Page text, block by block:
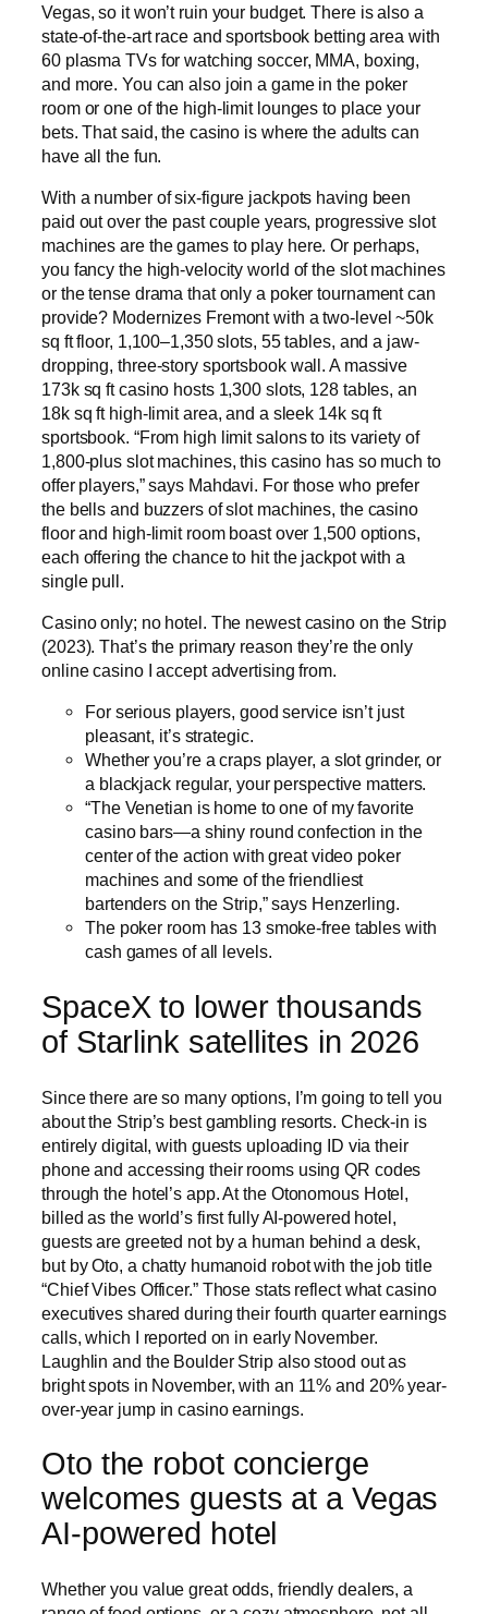
Vegas, so it won’t ruin your budget. There is also a
state-of-the-art race and sportsbook betting area with
60 plasma TVs for watching soccer, MMA, boxing,
and more. You can also join a game in the poker
room or one of the high-limit lounges to place your
bets. That said, the casino is where the adults can
have all the fun.
With a number of six-figure jackpots having been
paid out over the past couple years, progressive slot
machines are the games to play here. Or perhaps,
you fancy the high-velocity world of the slot machines
or the tense drama that only a poker tournament can
provide? Modernizes Fremont with a two-level ~50k
sq ft floor, 1,100–1,350 slots, 55 tables, and a jaw-
dropping, three-story sportsbook wall. A massive
173k sq ft casino hosts 1,300 slots, 128 tables, an
18k sq ft high-limit area, and a sleek 14k sq ft
sportsbook. “From high limit salons to its variety of
1,800-plus slot machines, this casino has so much to
offer players,” says Mahdavi. For those who prefer
the bells and buzzers of slot machines, the casino
floor and high-limit room boast over 1,500 options,
each offering the chance to hit the jackpot with a
single pull.
Casino only; no hotel. The newest casino on the Strip
(2023). That’s the primary reason they’re the only
online casino I accept advertising from.
For serious players, good service isn’t just
pleasant, it’s strategic.
Whether you’re a craps player, a slot grinder, or
a blackjack regular, your perspective matters.
“The Venetian is home to one of my favorite
casino bars—a shiny round confection in the
center of the action with great video poker
machines and some of the friendliest
bartenders on the Strip,” says Henzerling.
The poker room has 13 smoke-free tables with
cash games of all levels.
SpaceX to lower thousands
of Starlink satellites in 2026
Since there are so many options, I’m going to tell you
about the Strip’s best gambling resorts. Check-in is
entirely digital, with guests uploading ID via their
phone and accessing their rooms using QR codes
through the hotel’s app. At the Otonomous Hotel,
billed as the world’s first fully AI-powered hotel,
guests are greeted not by a human behind a desk,
but by Oto, a chatty humanoid robot with the job title
“Chief Vibes Officer.” Those stats reflect what casino
executives shared during their fourth quarter earnings
calls, which I reported on in early November.
Laughlin and the Boulder Strip also stood out as
bright spots in November, with an 11% and 20% year-
over-year jump in casino earnings.
Oto the robot concierge
welcomes guests at a Vegas
AI-powered hotel
Whether you value great odds, friendly dealers, a